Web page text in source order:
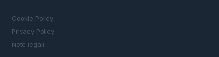
Cookie Policy
Privacy Policy
Note legali